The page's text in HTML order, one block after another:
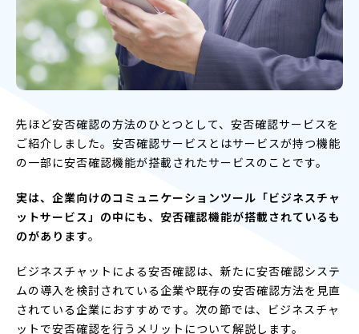
先ほど安否確認の方法のひとつとして、安否確認サービスを
ご紹介しました。安否確認サービスとはサービスが持つ機能
の一部に安否確認機能が搭載されたサービスのことです。
実は、企業向けのコミュニケーションツール「ビジネスチャ
ットサービス」の中にも、安否確認機能が搭載されているも
のがあります。
ビジネスチャットによる安否確認は、新たに安否確認システ
ムの導入を検討されている企業や既存の安否確認方法を見直
されている企業におすすめです。次の節では、ビジネスチャ
ットで安否確認を行うメリットについて解説します。